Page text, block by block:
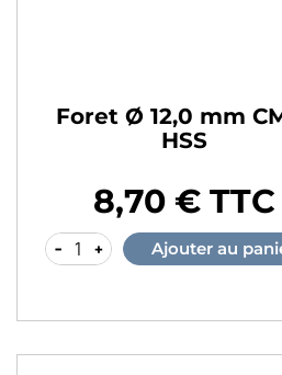
Foret Ø 12,0 mm
HSS
8,70 € TTC
- + Ajouter au